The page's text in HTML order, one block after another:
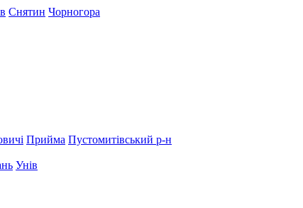
Снятин Чорногора
Прийма Пустомитівський р-н
Унів